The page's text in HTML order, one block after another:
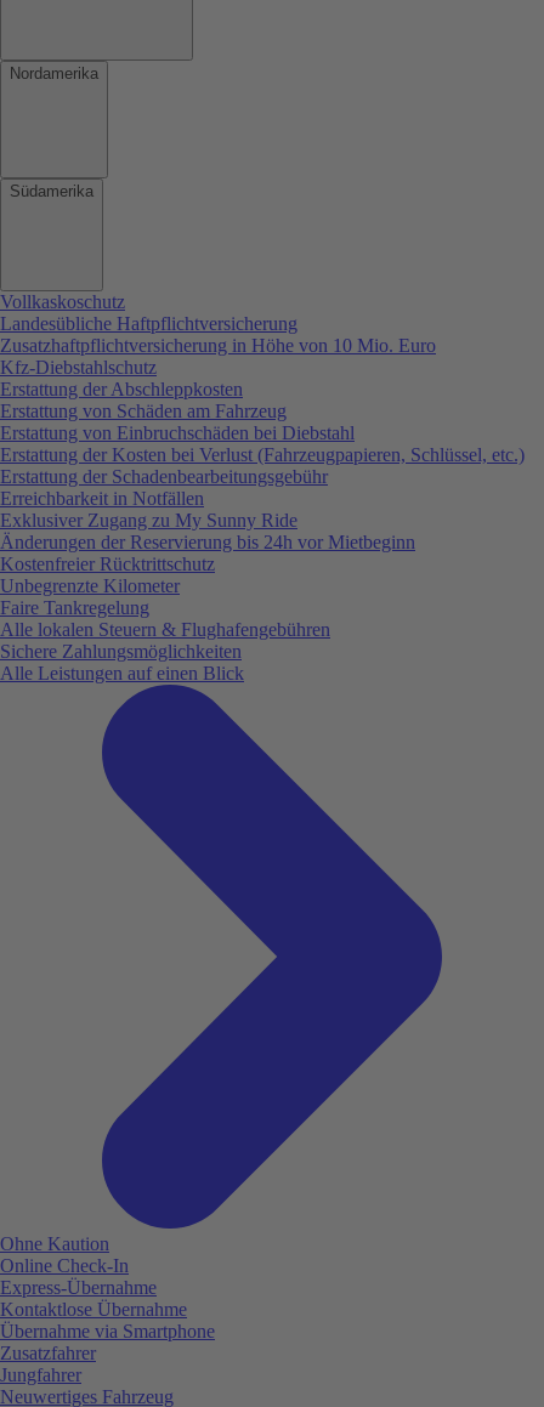
Nordamerika
Südamerika
Vollkaskoschutz
Landesübliche Haftpflichtversicherung
Zusatzhaftpflichtversicherung in Höhe von 10 Mio. Euro
Kfz-Diebstahlschutz
Erstattung der Abschleppkosten
Erstattung von Schäden am Fahrzeug
Erstattung von Einbruchschäden bei Diebstahl
Erstattung der Kosten bei Verlust (Fahrzeugpapieren, Schlüssel, etc.)
Erstattung der Schadenbearbeitungsgebühr
Erreichbarkeit in Notfällen
Exklusiver Zugang zu My Sunny Ride
Änderungen der Reservierung bis 24h vor Mietbeginn
Kostenfreier Rücktrittschutz
Unbegrenzte Kilometer
Faire Tankregelung
Alle lokalen Steuern & Flughafengebühren
Sichere Zahlungsmöglichkeiten
Alle Leistungen auf einen Blick
Ohne Kaution
Online Check-In
Express-Übernahme
Kontaktlose Übernahme
Übernahme via Smartphone
Zusatzfahrer
Jungfahrer
Neuwertiges Fahrzeug